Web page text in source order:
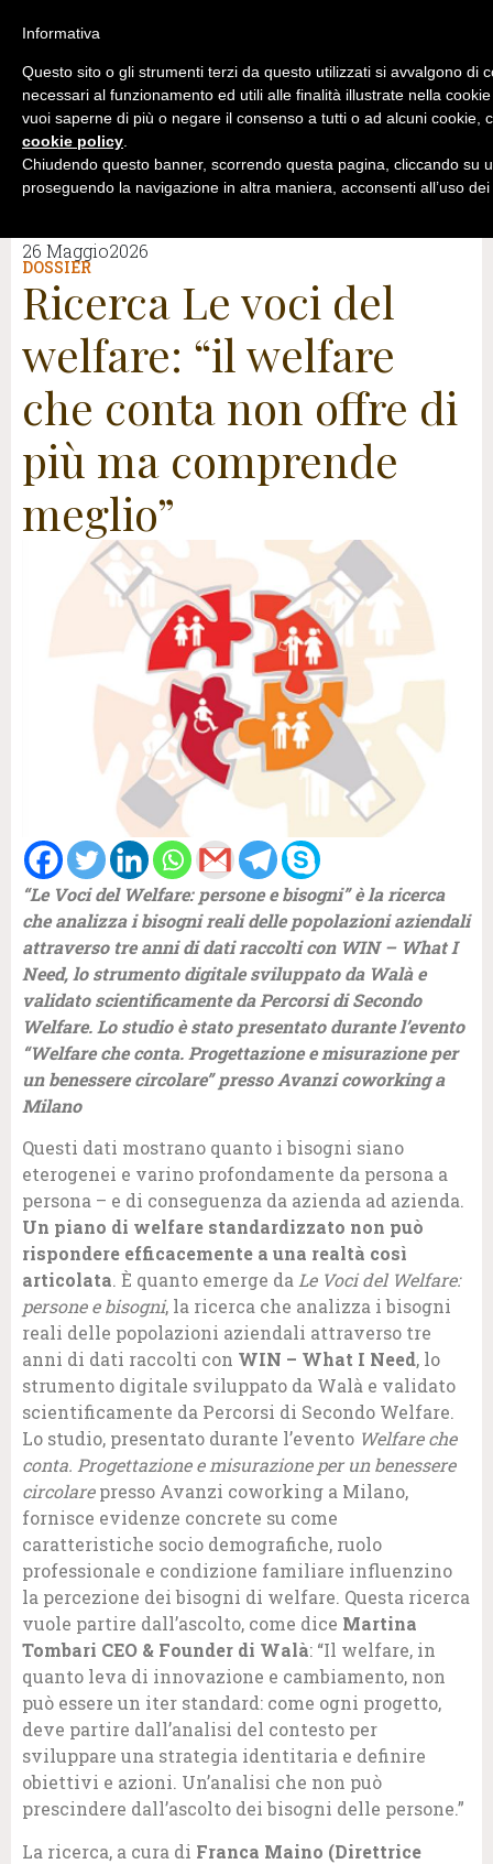
26 Maggio2026
DOSSIER
Ricerca Le voci del
welfare: “il welfare
che conta non offre di
più ma comprende
meglio”
“Le Voci del Welfare: persone e bisogni” è la ricerca
che analizza i bisogni reali delle popolazioni aziendali
attraverso tre anni di dati raccolti con WIN – What I
Need, lo strumento digitale sviluppato da Walà e
validato scientificamente da Percorsi di Secondo
Welfare. Lo studio è stato presentato durante l’evento
“Welfare che conta. Progettazione e misurazione per
un benessere circolare” presso Avanzi coworking a
Milano
Questi dati mostrano quanto i bisogni siano
eterogenei e varino profondamente da persona a
persona – e di conseguenza da azienda ad azienda.
Un piano di welfare standardizzato non può
rispondere efficacemente a una realtà così
articolata. È quanto emerge daLe Voci del Welfare:
persone e bisogni, la ricerca che analizza i bisogni
reali delle popolazioni aziendali attraverso tre
anni di dati raccolti con WIN – What I Need, lo
strumento digitale sviluppato da Walà e validato
scientificamente da Percorsi di Secondo Welfare.
Lo studio, presentato durante l’evento Welfare che
conta. Progettazione e misurazione per un benessere
circolarepresso Avanzi coworking a Milano,
fornisce evidenze concrete su come
caratteristiche socio demografiche, ruolo
professionale e condizione familiare influenzino
la percezione dei bisogni di welfare. Questa ricerca
vuole partire dall’ascolto, come dice Martina
Tombari CEO & Founder di Walà: “Il welfare, in
quanto leva di innovazione e cambiamento, non
può essere un iter standard: come ogni progetto,
deve partire dall’analisi del contesto per
sviluppare una strategia identitaria e definire
obiettivi e azioni. Un’analisi che non può
prescindere dall’ascolto dei bisogni delle persone.”
La ricerca, a cura di Franca Maino (Direttrice
Informativa
Questo sito o gli strumenti terzi da questo utilizzati si avvalgono di
necessari al funzionamento ed utili alle finalità illustrate nella
vuoi saperne di più o negare il consenso a tutti o ad alcuni cookie,
cookie policy.
Chiudendo questo banner, scorrendo questa pagina, cliccando su
proseguendo la navigazione in altra maniera, acconsenti all’uso